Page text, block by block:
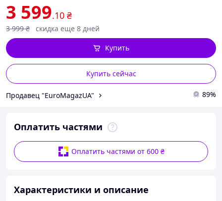
3 599.10 ₴
3 999 ₴ скидка еще 8 дней
Купить сейчас
Купить
Продавец "EuroМagazUA" 89%
Оплатить частями
Оплатить частями от 600 ₴
Характеристики и описание